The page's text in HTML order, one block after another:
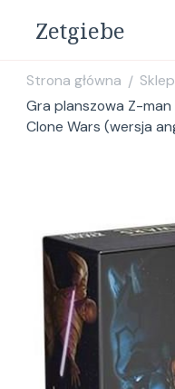
Zetgiebe
Strona główna / Sklep
Gra planszowa Z-
Clone Wars (wersja